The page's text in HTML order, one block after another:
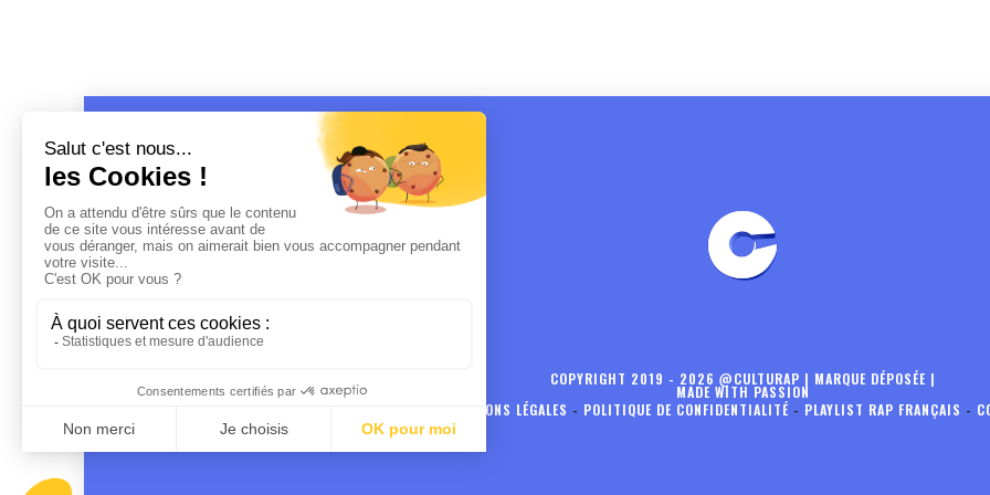
COPYRIGHT 2019 - 2026 @CULTURAP | MARQUE DÉPOSÉE |
MADE WITH PASSION
MENTIONS LÉGALES - POLITIQUE DE CONFIDENTIALITÉ - PLAYLIST RAP FRANÇAIS -